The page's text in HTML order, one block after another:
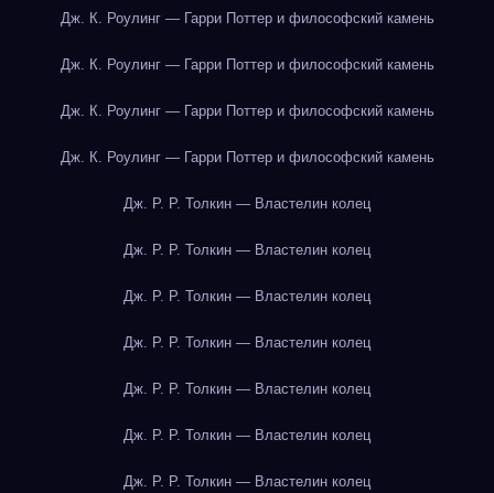
Дж. К. Роулинг — Гарри Поттер и философский камень
Дж. К. Роулинг — Гарри Поттер и философский камень
Дж. К. Роулинг — Гарри Поттер и философский камень
Дж. К. Роулинг — Гарри Поттер и философский камень
Дж. Р. Р. Толкин — Властелин колец
Дж. Р. Р. Толкин — Властелин колец
Дж. Р. Р. Толкин — Властелин колец
Дж. Р. Р. Толкин — Властелин колец
Дж. Р. Р. Толкин — Властелин колец
Дж. Р. Р. Толкин — Властелин колец
Дж. Р. Р. Толкин — Властелин колец